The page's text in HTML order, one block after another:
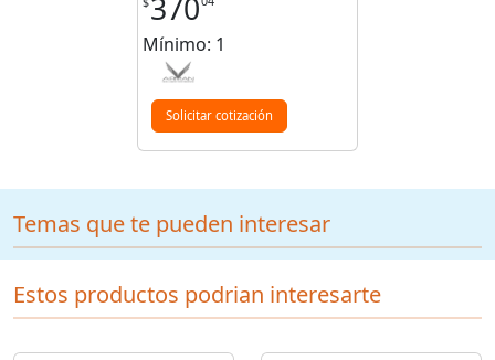
370
Mínimo: 1
Solicitar cotización
Temas que te pueden interesar
Estos productos podrian interesarte